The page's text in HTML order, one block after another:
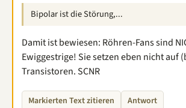
Bipolar ist die Störung,...
Damit ist bewiesen: Röhren-Fans sind
Ewiggestrige! Sie setzen eben nicht auf
Transistoren. SCNR
Markierten Text zitieren Antwort